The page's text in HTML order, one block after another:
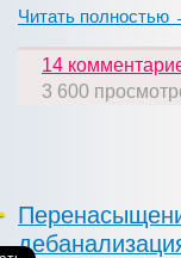
Читать полностью
14
3 600